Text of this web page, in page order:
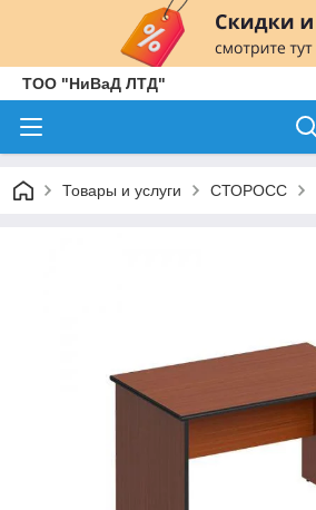
ТОО "НиВаД ЛТД"
Товары и услуги СТОРОСС